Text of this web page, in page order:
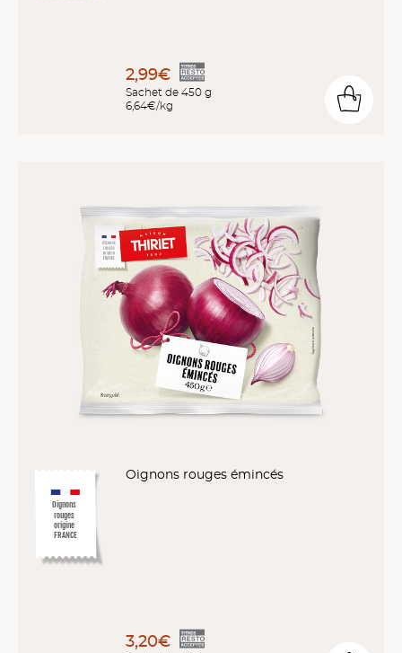
2,99€
Sachet de 450 g
6,64€/kg
Oignons
rouges
origine
FRANCE
Oignons rouges émincés
3,20€